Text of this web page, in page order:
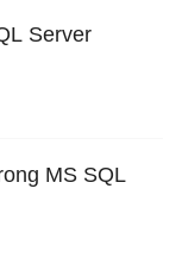
Server
MS SQL